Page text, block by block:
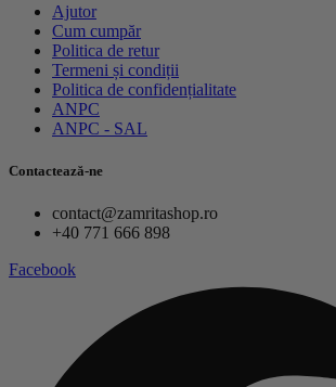
Ajutor
Cum cumpăr
Politica de retur
Termeni și condiții
Politica de confidențialitate
ANPC
ANPC - SAL
Contactează-ne
contact@zamritashop.ro
+40 771 666 898
Facebook